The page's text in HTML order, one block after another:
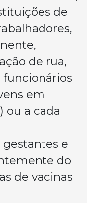
de
de rua,
funcionários
em
ou a cada
e
do
de vacinas